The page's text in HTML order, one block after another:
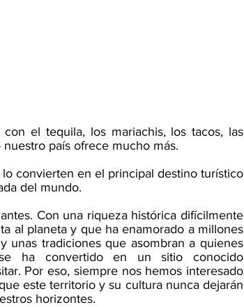
el tequila, los mariachis, los tacos, las
país ofrece mucho más.
convierten en el principal destino turístico
del mundo.
Con una riqueza histórica difícilmente
al planeta y que ha enamorado a millones
unas tradiciones que asombran a quienes
ha convertido en un sitio conocido
Por eso, siempre nos hemos interesado
este territorio y su cultura nunca dejarán
horizontes.